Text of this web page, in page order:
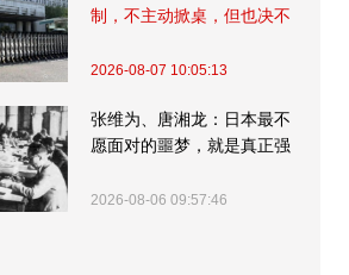
制，不主动掀桌，但也决不
2026-08-07 10:05:13
张维为、唐湘龙：日本最不
愿面对的噩梦，就是真正强
2026-08-06 09:57:46